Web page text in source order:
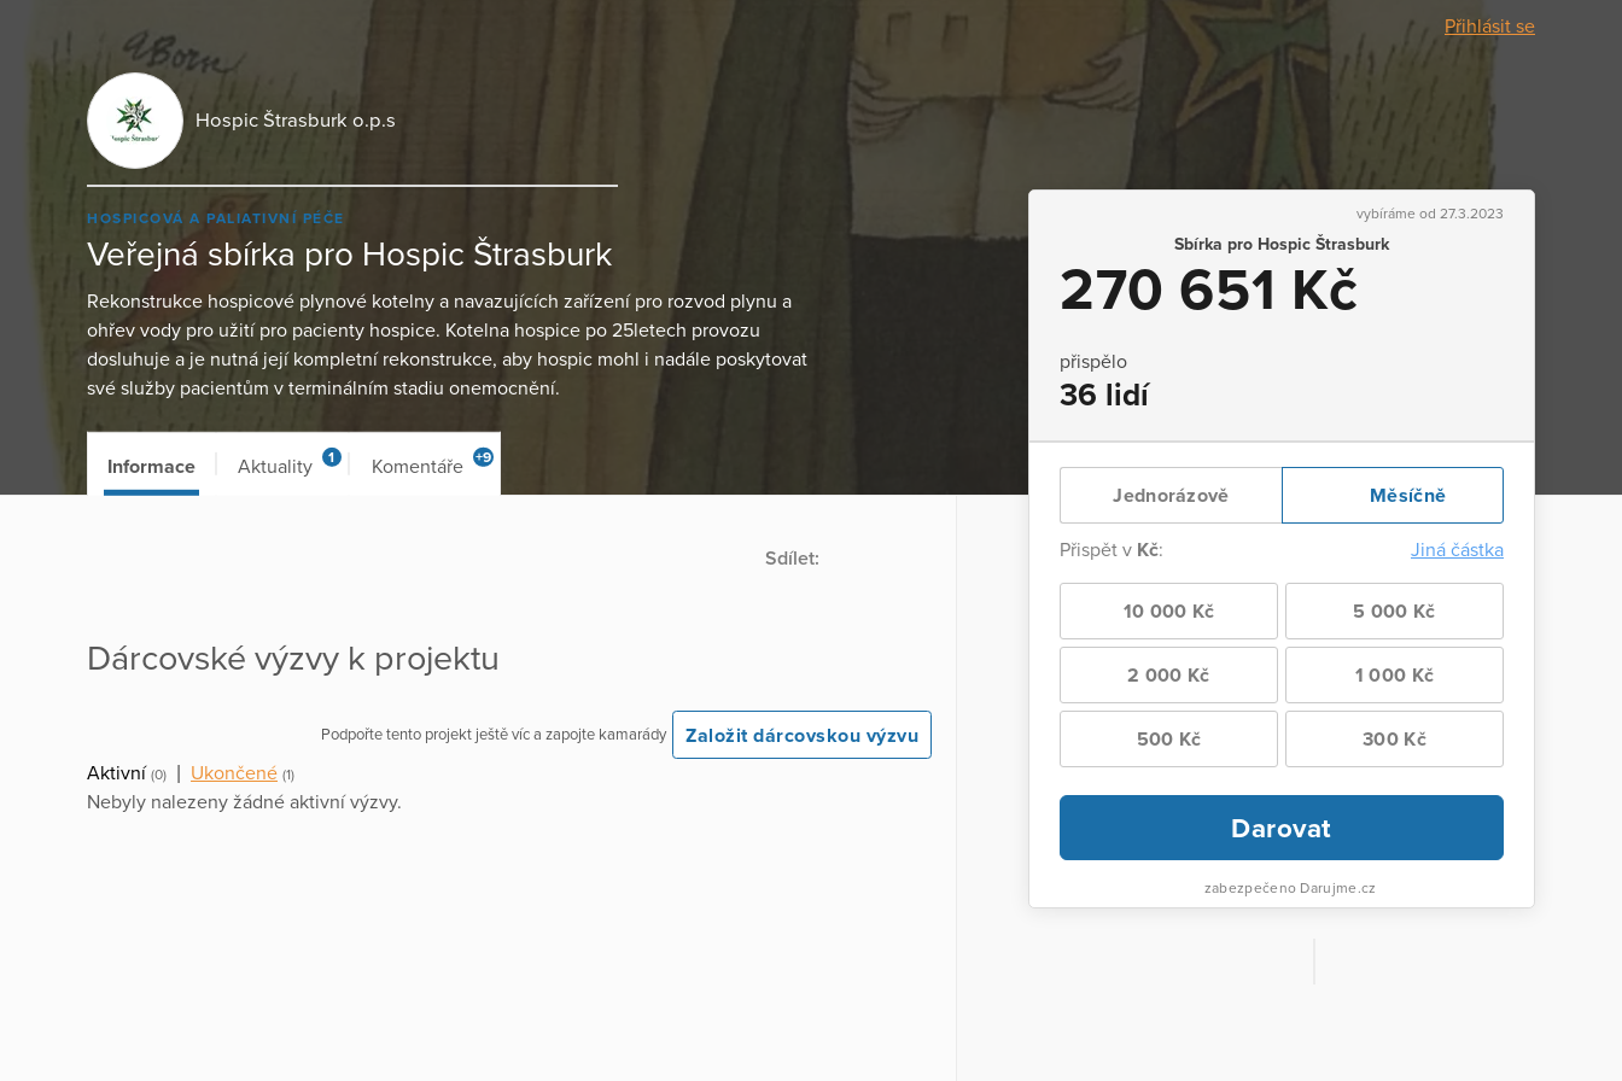
Přihlásit se
Hospic Štrasburk o.p.s
HOSPICOVÁ A PALIATIVNÍ PÉČE
Veřejná sbírka pro Hospic Štrasburk
Rekonstrukce hospicové plynové kotelny a navazujících zařízení pro rozvod plynu a
ohřev vody pro užití pro pacienty hospice. Kotelna hospice po 25letech provozu
dosluhuje a je nutná její kompletní rekonstrukce, aby hospic mohl i nadále poskytovat
své služby pacientům v terminálním stadiu onemocnění.
vybíráme od 27.3.2023
Sbírka pro Hospic Štrasburk
270 651 Kč
přispělo
36 lidí
Jednorázově Měsíčně
Přispět v Kč: Jiná částka
10 000 Kč 5 000 Kč
2 000 Kč 1 000 Kč
500 Kč 300 Kč
Darovat
zabezpečeno Darujme.cz
Informace Aktuality 1 Komentáře +9
Sdílet:
Dárcovské výzvy k projektu
Podpořte tento projekt ještě víc a zapojte kamarády
Založit dárcovskou výzvu
Aktivní (0) Ukončené (1)
Nebyly nalezeny žádné aktivní výzvy.